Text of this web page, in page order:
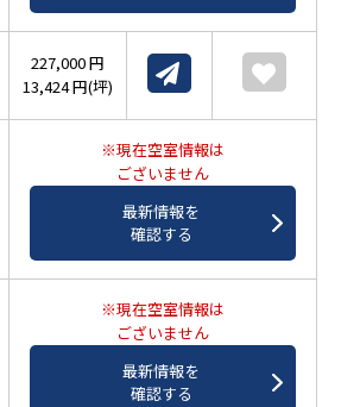
227,000 円
13,424 円(坪)
※現在空室情報は
ございません
最新情報を
確認する
※現在空室情報は
ございません
最新情報を
確認する